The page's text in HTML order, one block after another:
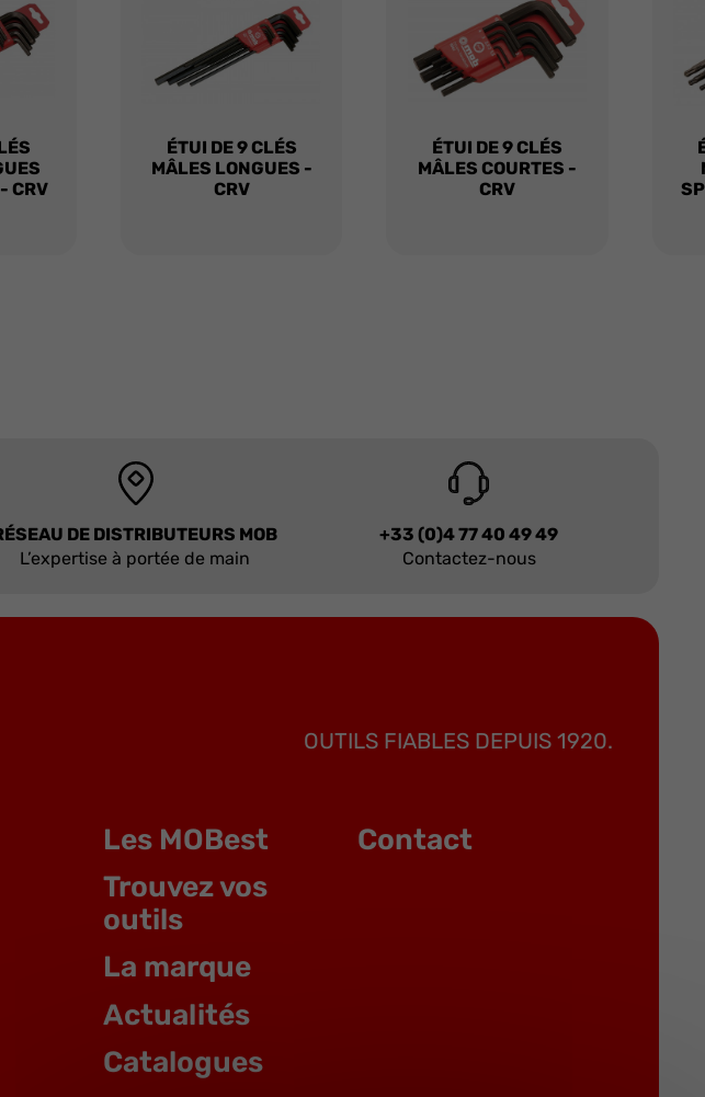
CRV
ÉTUI DE 9 CLÉS
MÂLES LONGUES -
CRV
ÉTUI DE 9 CLÉS
MÂLES COURTES -
CRV
DE DISTRIBUTEURS MOB
L’expertise à portée de main
+33 (0)4 77 40 49 49
Contactez-nous
OUTILS FIABLES DEPUIS 1920.
Les MOBest
Trouvez vos
outils
La marque
Actualités
Catalogues
Contact